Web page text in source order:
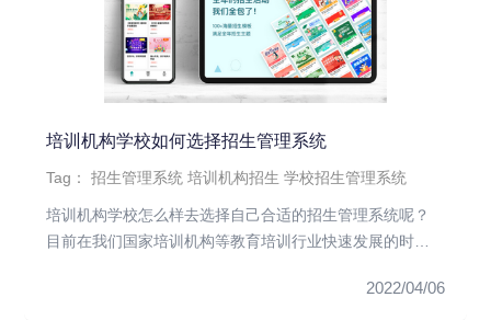
培训机构学校如何选择招生管理系统
Tag：招生管理系统 培训机构招生 学校招生管理系统
培训机构学校怎么样去选择自己合适的招生管理系统呢？
目前在我们国家培训机构等教育培训行业快速发展的时代
2022/04/06